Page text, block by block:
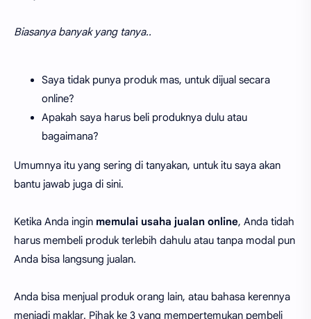
Biasanya banyak yang tanya..
Saya tidak punya produk mas, untuk dijual secara
online?
Apakah saya harus beli produknya dulu atau
bagaimana?
Umumnya itu yang sering di tanyakan, untuk itu saya akan
bantu jawab juga di sini.
Ketika Anda ingin memulai usaha jualan online, Anda tidah
harus membeli produk terlebih dahulu atau tanpa modal pun
Anda bisa langsung jualan.
Anda bisa menjual produk orang lain, atau bahasa kerennya
menjadi maklar. Pihak ke 3 yang mempertemukan pembeli